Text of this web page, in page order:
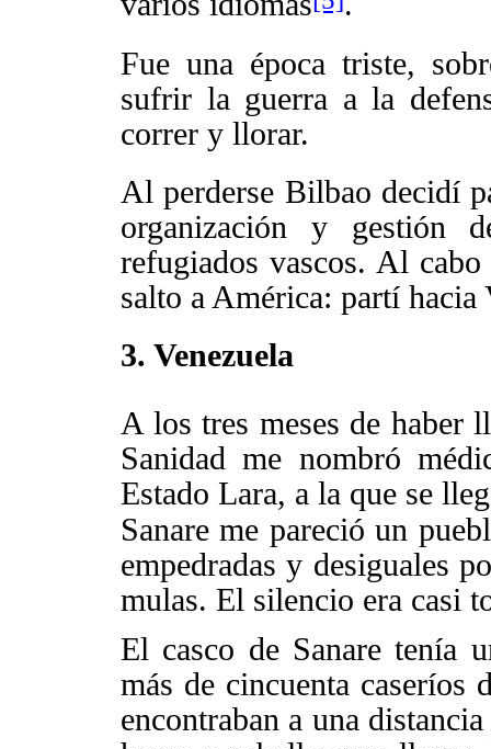
Fue una época triste,
sufrir la guerra a la
correr y llorar.
Al perderse Bilbao decidí
organización y gestión
refugiados vascos. Al
salto a América: partí hacia
3. Venezuela
A los tres meses de haber
Sanidad me nombró
Estado Lara, a la que se
Sanare me pareció un
empedradas y desiguales
mulas. El silencio era casi
El casco de Sanare tenía
más de cincuenta caseríos
encontraban a una